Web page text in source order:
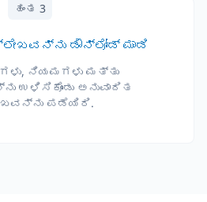
ಹಂತ 3
ಡೌನ್‌ಲೋಡ್ ಮಾಡಿ
ನಿಯಮಗಳು ಮತ್ತು
ಉಳಿಸಿಕೊಂಡು ಅನುವಾದಿತ
ಪಡೆಯಿರಿ.